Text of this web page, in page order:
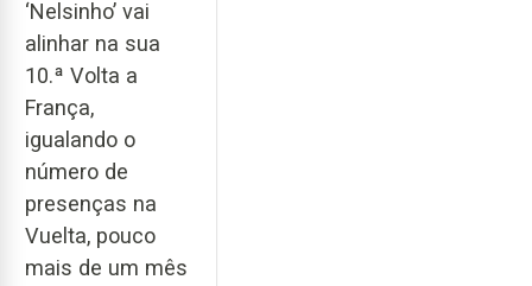
‘Nelsinho’ vai
alinhar na sua
10.ª Volta a
França,
igualando o
número de
presenças na
Vuelta, pouco
mais de um mês